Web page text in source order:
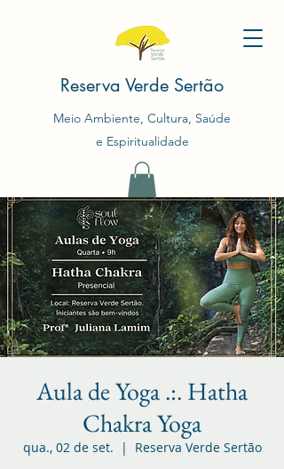
Reserva Verde Sertão
Meio Ambiente, Cultura, Saúde
e Espiritualidade
Aula de Yoga .:. Hatha
Chakra Yoga
qua., 02 de set.
  |
Reserva Verde Sertão